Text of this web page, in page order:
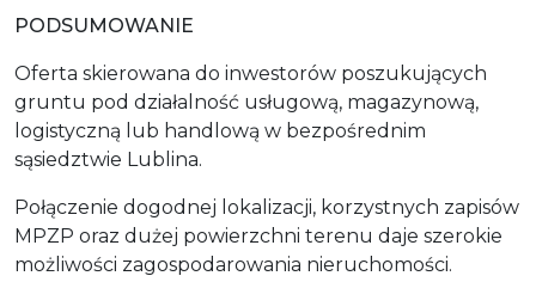
PODSUMOWANIE
Oferta skierowana do inwestorów poszukujących
gruntu pod działalność usługową, magazynową,
logistyczną lub handlową w bezpośrednim
sąsiedztwie Lublina.
Połączenie dogodnej lokalizacji, korzystnych zapisów
MPZP oraz dużej powierzchni terenu daje szerokie
możliwości zagospodarowania nieruchomości.